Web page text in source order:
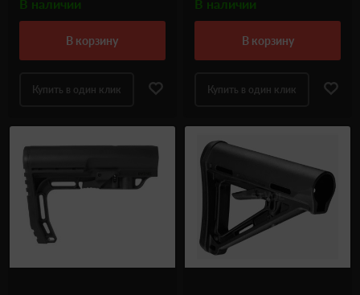
В наличии
в корзину
Купить в один клик
В наличии
в корзину
Купить в один клик